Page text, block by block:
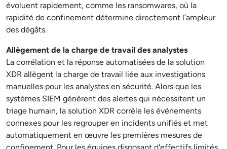
évoluent rapidement, comme les ransomwares, où la
rapidité de confinement détermine directement l’ampleur
des dégâts.
Allègement de la charge de travail des analystes
La corrélation et la réponse automatisées de la solution
XDR allègent la charge de travail liée aux investigations
manuelles pour les analystes en sécurité. Alors que les
systèmes SIEM génèrent des alertes qui nécessitent un
triage humain, la solution XDR corrèle les événements
connexes pour les regrouper en incidents unifiés et met
automatiquement en œuvre les premières mesures de